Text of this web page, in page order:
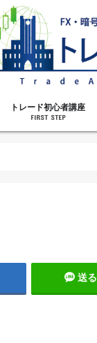
トレード初心者講座
FIRST STEP
送る